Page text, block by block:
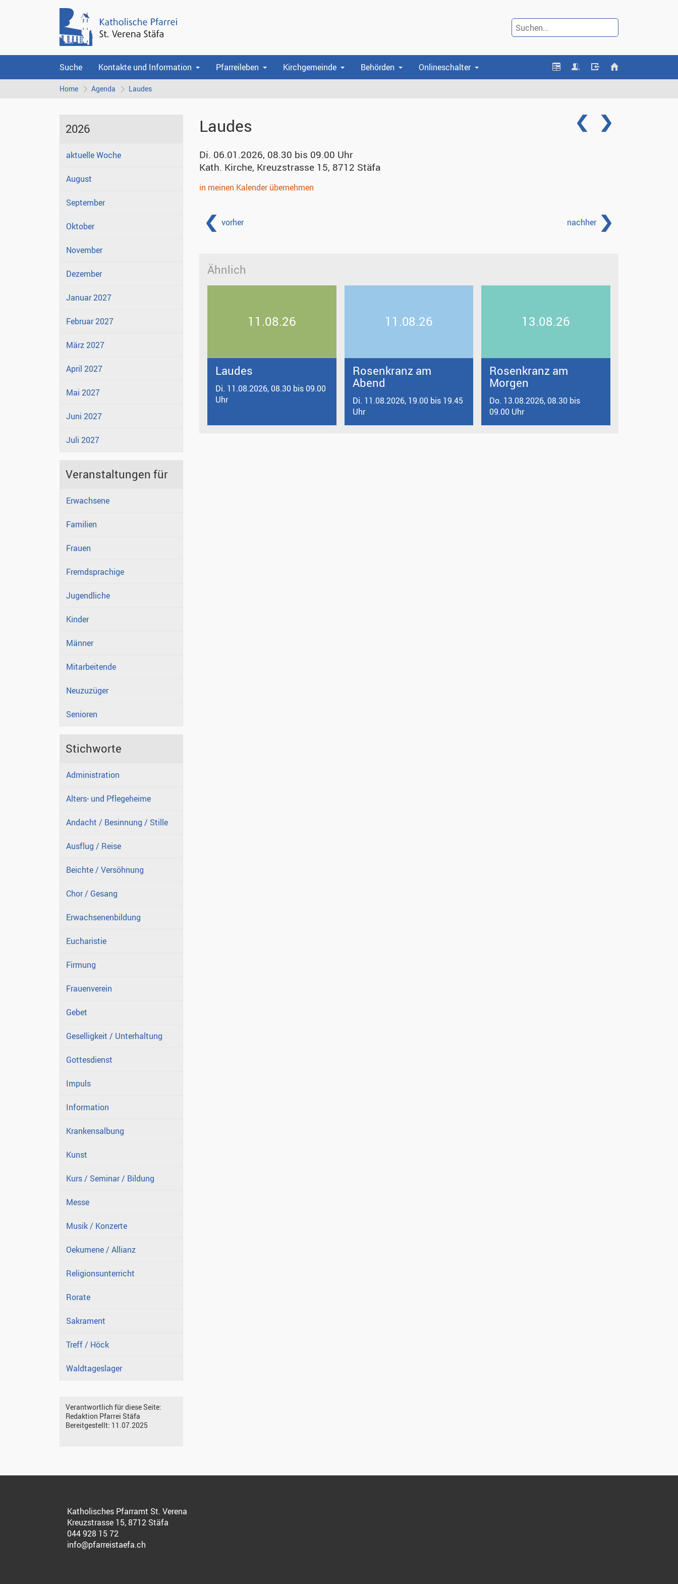
Suche Kontakte und Information Pfarreileben Kirchgemeinde Behörden Onlineschalter
Home Agenda Laudes
2026
aktuelle Woche
August
September
Oktober
November
Dezember
Januar 2027
Februar 2027
März 2027
April 2027
Mai 2027
Juni 2027
Juli 2027
Veranstaltungen für
Erwachsene
Familien
Frauen
Fremdsprachige
Jugendliche
Kinder
Männer
Mitarbeitende
Neuzuzüger
Senioren
Stichworte
Administration
Alters- und Pflegeheime
Andacht / Besinnung / Stille
Ausflug / Reise
Beichte / Versöhnung
Chor / Gesang
Erwachsenenbildung
Eucharistie
Firmung
Frauenverein
Gebet
Geselligkeit / Unterhaltung
Gottesdienst
Impuls
Information
Krankensalbung
Kunst
Kurs / Seminar / Bildung
Messe
Musik / Konzerte
Oekumene / Allianz
Religionsunterricht
Rorate
Sakrament
Treff / Höck
Waldtageslager
Verantwortlich für diese Seite:
Redaktion Pfarrei Stäfa
Bereitgestellt: 11.07.2025
Laudes
Di. 06.01.2026, 08.30 bis 09.00 Uhr
Kath. Kirche, Kreuzstrasse 15, 8712 Stäfa
in meinen Kalender übernehmen
vorher nachher
Ähnlich
11.08.26
Laudes
Di. 11.08.2026, 08.30 bis 09.00
Uhr
11.08.26
Rosenkranz am
Abend
Di. 11.08.2026, 19.00 bis 19.45
Uhr
13.08.26
Rosenkranz am
Morgen
Do. 13.08.2026, 08.30 bis
09.00 Uhr
Katholisches Pfarramt St. Verena
Kreuzstrasse 15, 8712 Stäfa
044 928 15 72
info@pfarreistaefa.ch